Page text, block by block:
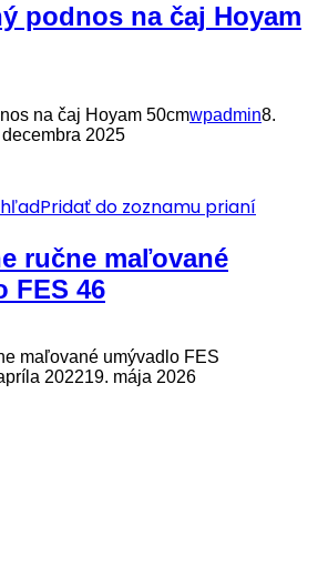
podnos na čaj Hoyam
na čaj Hoyam 50cmwpadmin8.
decembra 2025
Pridať do zoznamu prianí
ručne maľované
FES 46
maľované umývadlo FES
202219. mája 2026